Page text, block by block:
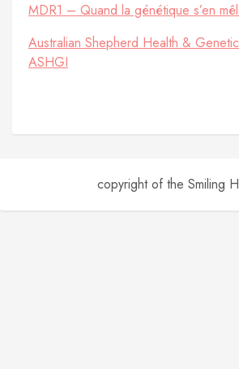
MDR1 – Quand la génétique s’en
Australian Shepherd Health &
ASHGI
copyright of the Smiling